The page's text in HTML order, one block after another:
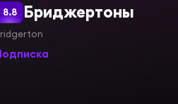
8.8 Бриджертоны